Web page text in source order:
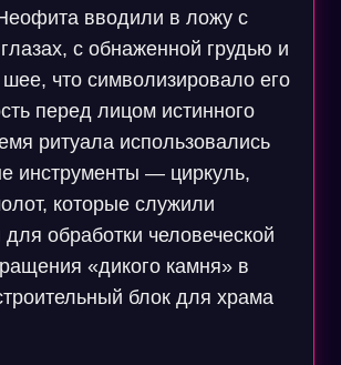
вводили в ложу с
с обнаженной грудью и
что символизировало его
перед лицом истинного
ритуала использовались
инструменты — циркуль,
которые служили
обработки человеческой
«дикого камня» в
блок для храма